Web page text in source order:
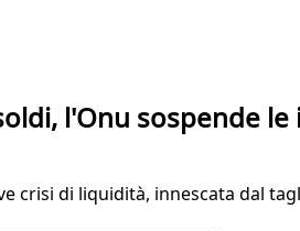
l'Onu sospende
crisi di liquidità, innescata dal